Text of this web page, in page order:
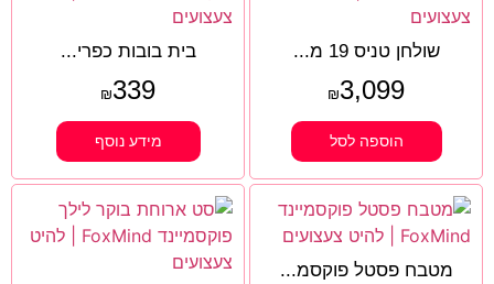
שולחן טניס 19 מ...
₪3,099
הוספה לסל
בית בובות כפרי...
₪339
מידע נוסף
מטבח פסטל פוקסמ...